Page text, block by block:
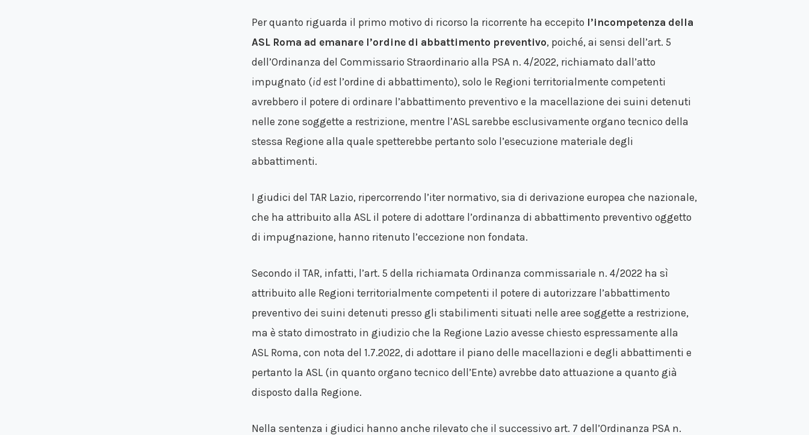
Per quanto riguarda il primo motivo di ricorso la ricorrente ha eccepito l’incompetenza della
ASL Roma ad emanare l’ordine di abbattimento preventivo, poiché, ai sensi dell’art. 5
dell’Ordinanza del Commissario Straordinario alla PSA n. 4/2022, richiamato dall’atto
impugnato (id est l’ordine di abbattimento), solo le Regioni territorialmente competenti
avrebbero il potere di ordinare l’abbattimento preventivo e la macellazione dei suini detenuti
nelle zone soggette a restrizione, mentre l’ASL sarebbe esclusivamente organo tecnico della
stessa Regione alla quale spetterebbe pertanto solo l’esecuzione materiale degli
abbattimenti.
I giudici del TAR Lazio, ripercorrendo l’iter normativo, sia di derivazione europea che nazionale,
che ha attribuito alla ASL il potere di adottare l’ordinanza di abbattimento preventivo oggetto
di impugnazione, hanno ritenuto l’eccezione non fondata.
Secondo il TAR, infatti, l’art. 5 della richiamata Ordinanza commissariale n. 4/2022 ha sì
attribuito alle Regioni territorialmente competenti il potere di autorizzare l’abbattimento
preventivo dei suini detenuti presso gli stabilimenti situati nelle aree soggette a restrizione,
ma è stato dimostrato in giudizio che la Regione Lazio avesse chiesto espressamente alla
ASL Roma, con nota del 1.7.2022, di adottare il piano delle macellazioni e degli abbattimenti e
pertanto la ASL (in quanto organo tecnico dell’Ente) avrebbe dato attuazione a quanto già
disposto dalla Regione.
Nella sentenza i giudici hanno anche rilevato che il successivo art. 7 dell’Ordinanza PSA n.